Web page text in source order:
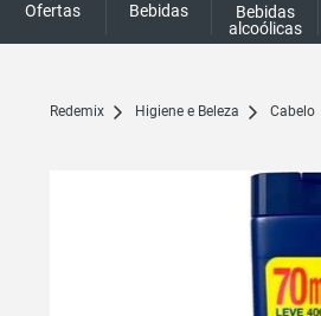
Ofertas Bebidas
Bebidas
alcoólicas
redemix Higiene e Beleza Cabelo